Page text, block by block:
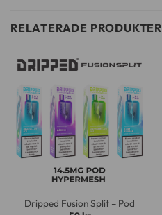
RELATERADE PRODUKTER
Dripped Fusion Split – Pod